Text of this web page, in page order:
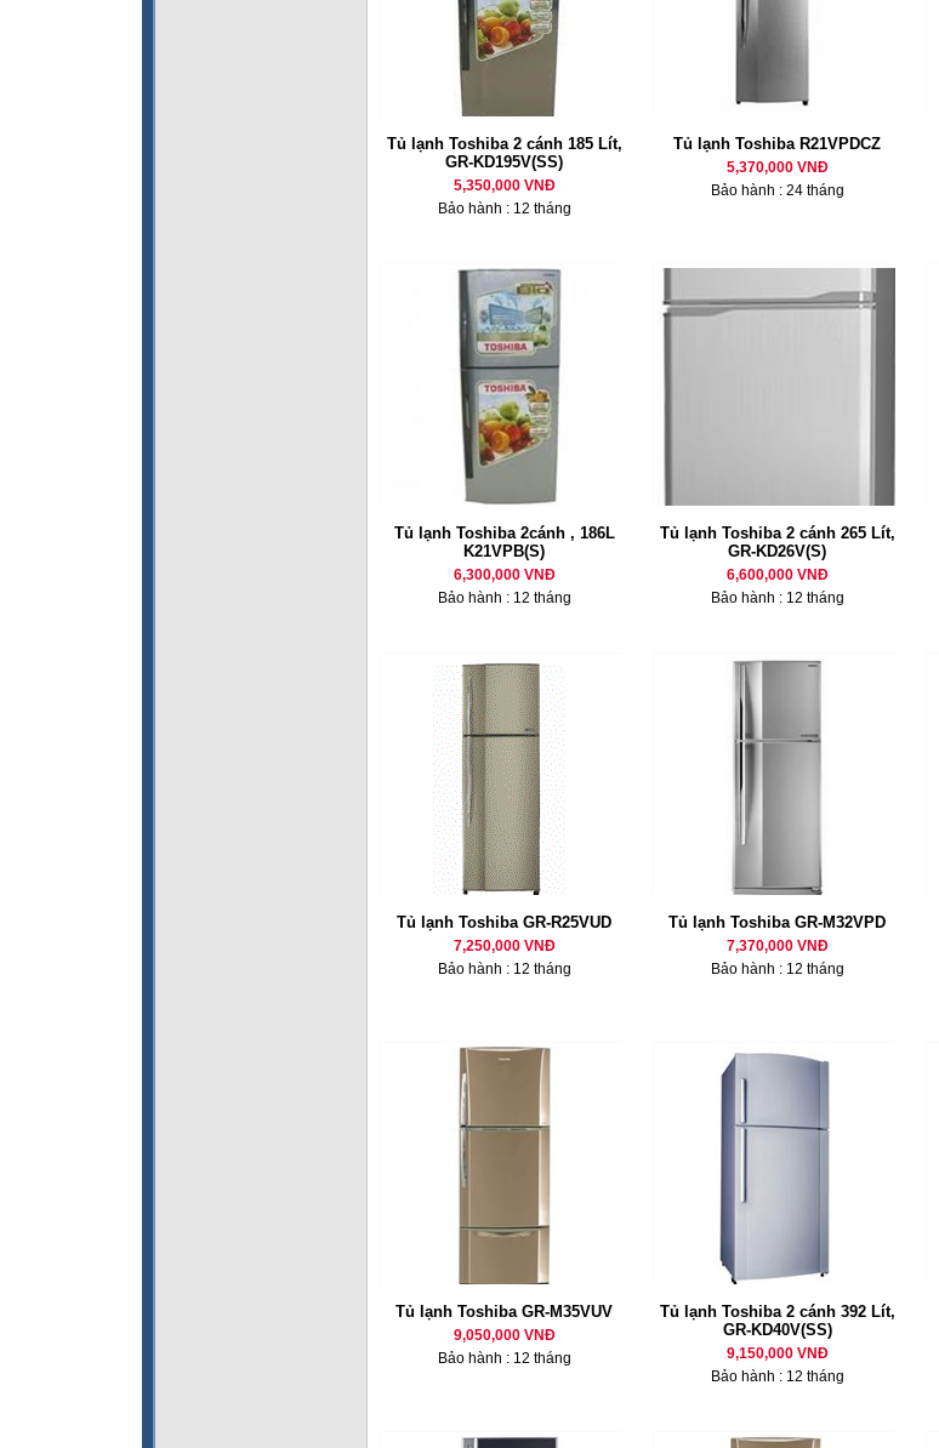
Tủ lạnh Toshiba 2 cánh 185 Lít,
GR-KD195V(SS)
5,350,000 VNĐ
Bảo hành : 12 tháng
Tủ lạnh Toshiba R21VPDCZ
5,370,000 VNĐ
Bảo hành : 24 tháng
Tủ lạnh Toshiba 2cánh , 186L
K21VPB(S)
6,300,000 VNĐ
Bảo hành : 12 tháng
Tủ lạnh Toshiba 2 cánh 265 Lít,
GR-KD26V(S)
6,600,000 VNĐ
Bảo hành : 12 tháng
Tủ lạnh Toshiba GR-R25VUD
7,250,000 VNĐ
Bảo hành : 12 tháng
Tủ lạnh Toshiba GR-M32VPD
7,370,000 VNĐ
Bảo hành : 12 tháng
Tủ lạnh Toshiba GR-M35VUV
9,050,000 VNĐ
Bảo hành : 12 tháng
Tủ lạnh Toshiba 2 cánh 392 Lít,
GR-KD40V(SS)
9,150,000 VNĐ
Bảo hành : 12 tháng